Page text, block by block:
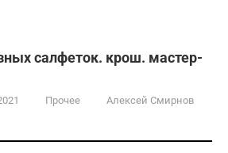
салфеток. крош. мастер-
Прочее Алексей Смирнов